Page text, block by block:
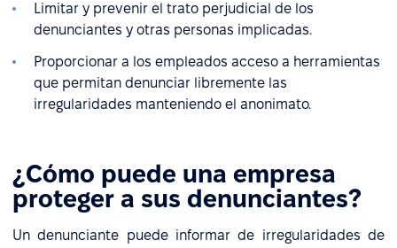
Limitar y prevenir el trato perjudicial de los
denunciantes y otras personas implicadas.
Proporcionar a los empleados acceso a herramientas
que permitan denunciar libremente las
irregularidades manteniendo el anonimato.
¿Cómo puede una empresa
proteger a sus denunciantes?
Un denunciante puede informar de irregularidades de